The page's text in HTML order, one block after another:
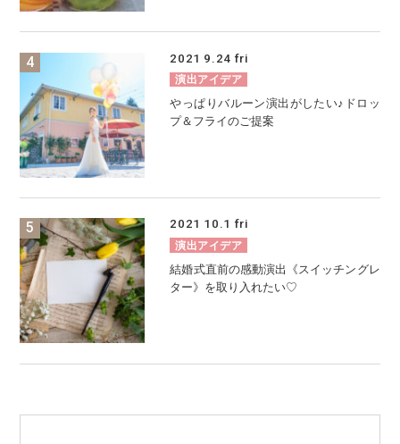
2021 9.24 fri
演出アイデア
やっぱりバルーン演出がしたい♪ドロッ
プ＆フライのご提案
2021 10.1 fri
演出アイデア
結婚式直前の感動演出《スイッチングレ
ター》を取り入れたい♡